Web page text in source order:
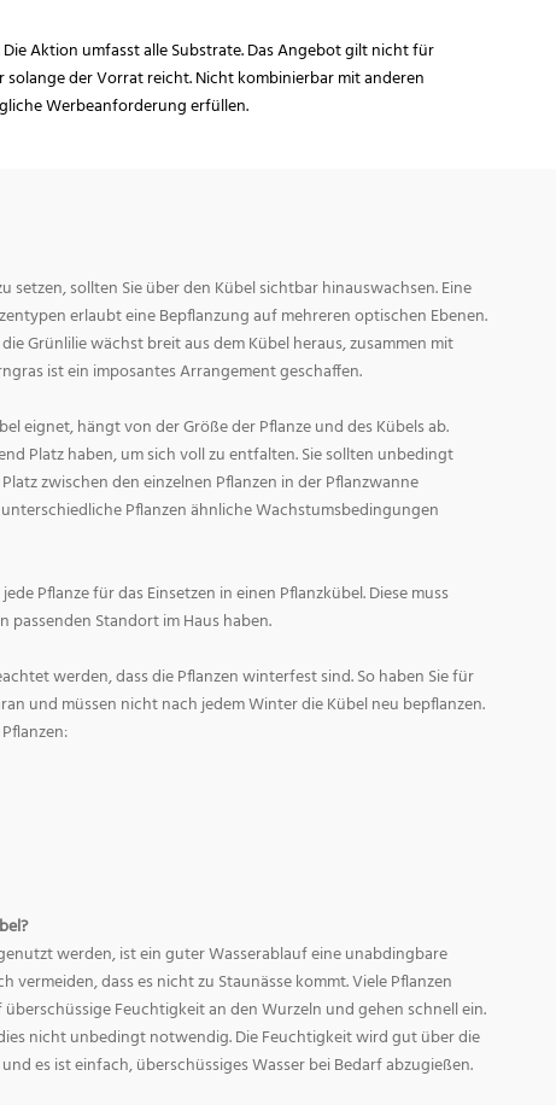
Die Aktion umfasst alle Substrate. Das Angebot gilt nicht für
der Vorrat reicht. Nicht kombinierbar mit anderen
Werbeanforderung erfüllen.
setzen, sollten Sie über den Kübel sichtbar hinauswachsen. Eine
erlaubt eine Bepflanzung auf mehreren optischen Ebenen.
Grünlilie wächst breit aus dem Kübel heraus, zusammen mit
ist ein imposantes Arrangement geschaffen.
eignet, hängt von der Größe der Pflanze und des Kübels ab.
Platz haben, um sich voll zu entfalten. Sie sollten unbedingt
zwischen den einzelnen Pflanzen in der Pflanzwanne
Pflanzen ähnliche Wachstumsbedingungen
Pflanze für das Einsetzen in einen Pflanzkübel. Diese muss
Standort im Haus haben.
werden, dass die Pflanzen winterfest sind. So haben Sie für
und müssen nicht nach jedem Winter die Kübel neu bepflanzen.
werden, ist ein guter Wasserablauf eine unabdingbare
vermeiden, dass es nicht zu Staunässe kommt. Viele Pflanzen
Feuchtigkeit an den Wurzeln und gehen schnell ein.
nicht unbedingt notwendig. Die Feuchtigkeit wird gut über die
es ist einfach, überschüssiges Wasser bei Bedarf abzugießen.